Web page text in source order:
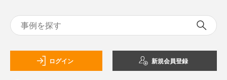
ログイン 新規会員登録